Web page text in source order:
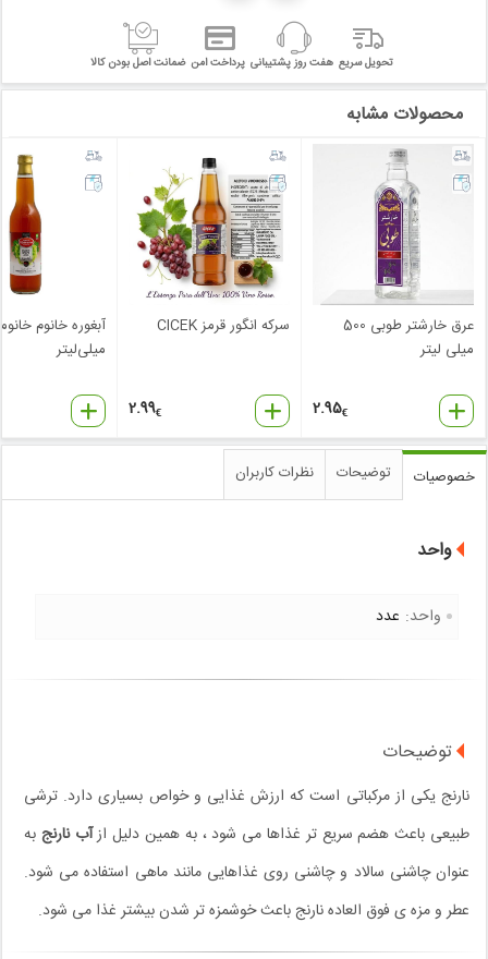
تحویل سریع هفت روز پشتیبانی پرداخت امن ضمانت اصل بودن کالا
محصولات مشابه
عرق خارشتر طوبی 500
میلی لیتر
2.95€
سرکه انگور قرمز CICEK
2.99€
میلی‌لیتر
خصوصیات توضیحات نظرات کاربران
واحد
واحد: عدد
توضیحات
نارنج یکی از مرکباتی است که ارزش غذایی و خواص بسیاری دارد. ترشی
طبیعی باعث هضم سریع تر غذاها می شود ، به همین دلیل ازآب نارنج به
عنوان چاشنی سالاد و چاشنی روی غذاهایی مانند ماهی استفاده می شود.
عطر و مزه ی فوق العاده نارنج باعث خوشمزه تر شدن بیشتر غذا می شود.